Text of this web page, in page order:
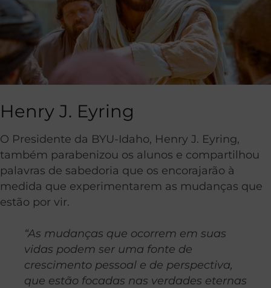
Henry J. Eyring
O Presidente da BYU-Idaho, Henry J. Eyring,
também parabenizou os alunos e compartilhou
palavras de sabedoria que os encorajarão à
medida que experimentarem as mudanças que
estão por vir.
“As mudanças que ocorrem em suas
vidas podem ser uma fonte de
crescimento pessoal e de perspectiva,
que estão focadas nas verdades eternas